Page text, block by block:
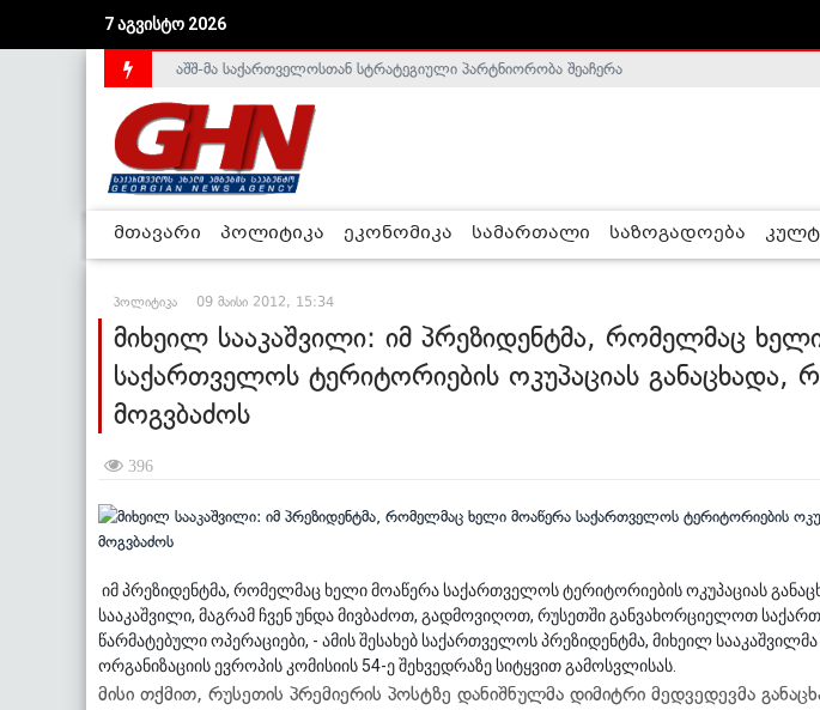
7 აგვისტო 2026
საქართველოს დე-ფაქტო მთავრობა არალეგიტიმურია - ჰელსინკის კომისია
აშშ-მა საქართველოსთან სტრატეგიული პარტნიორობა შეაჩერა
მთავარი პოლიტიკა ეკონომიკა სამართალი საზოგადოება
პოლიტიკა 09 მაისი 2012, 15:34
მიხეილ სააკაშვილი: იმ პრეზიდენტმა, რომელმაც
საქართველოს ტერიტორიების ოკუპაციას განაცხადა,
მოგვბაძოს
396
იმ პრეზიდენტმა, რომელმაც ხელი მოაწერა საქართველოს ტერიტორიების ოკუპაციას
სააკაშვილი, მაგრამ ჩვენ უნდა მივბაძოთ, გადმოვიღოთ, რუსეთში განვახორციელოთ
წარმატებული ოპერაციები, - ამის შესახებ საქართველოს პრეზიდენტმა, მიხეილ
ორგანიზაციის ევროპის კომისიის 54-ე შეხვედრაზე სიტყვით გამოსვლისას.
მისი თქმით, რუსეთის პრემიერის პოსტზე დანიშნულმა დიმიტრი მედვედევმა